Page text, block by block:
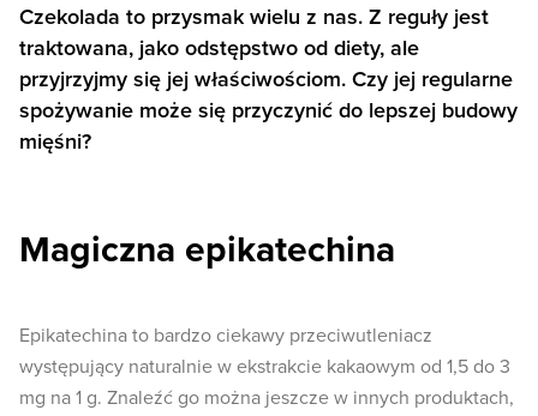
Czekolada to przysmak wielu z nas. Z reguły jest
traktowana, jako odstępstwo od diety, ale
przyjrzyjmy się jej właściwościom. Czy jej regularne
spożywanie może się przyczynić do lepszej budowy
mięśni?
Magiczna epikatechina
Epikatechina to bardzo ciekawy przeciwutleniacz
występujący naturalnie w ekstrakcie kakaowym od 1,5 do 3
mg na 1 g. Znaleźć go można jeszcze w innych produktach,